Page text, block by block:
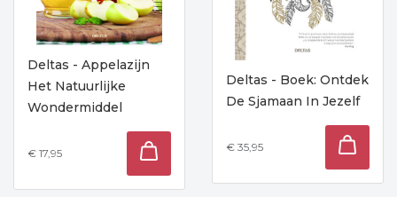
Deltas - Appelazijn
Het Natuurlijke
Wondermiddel
€ 17,95
Deltas - Boek: Ontdek
De Sjamaan In Jezelf
€ 35,95